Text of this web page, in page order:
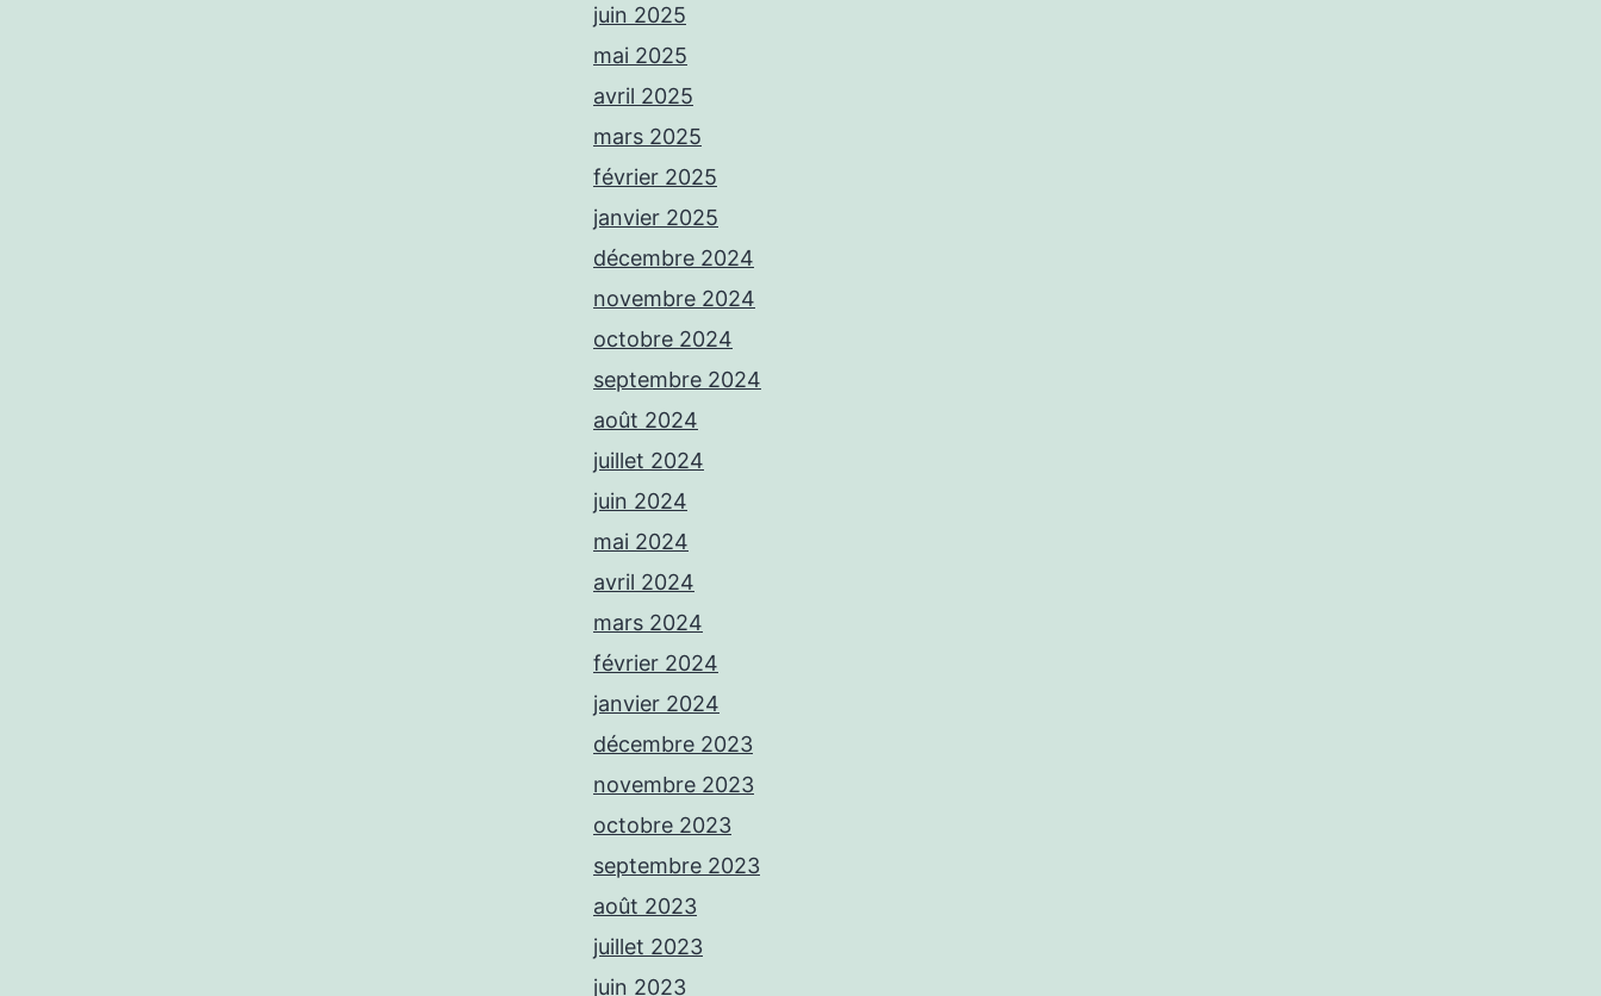
juin 2025
mai 2025
avril 2025
mars 2025
février 2025
janvier 2025
décembre 2024
novembre 2024
octobre 2024
septembre 2024
août 2024
juillet 2024
juin 2024
mai 2024
avril 2024
mars 2024
février 2024
janvier 2024
décembre 2023
novembre 2023
octobre 2023
septembre 2023
août 2023
juillet 2023
juin 2023